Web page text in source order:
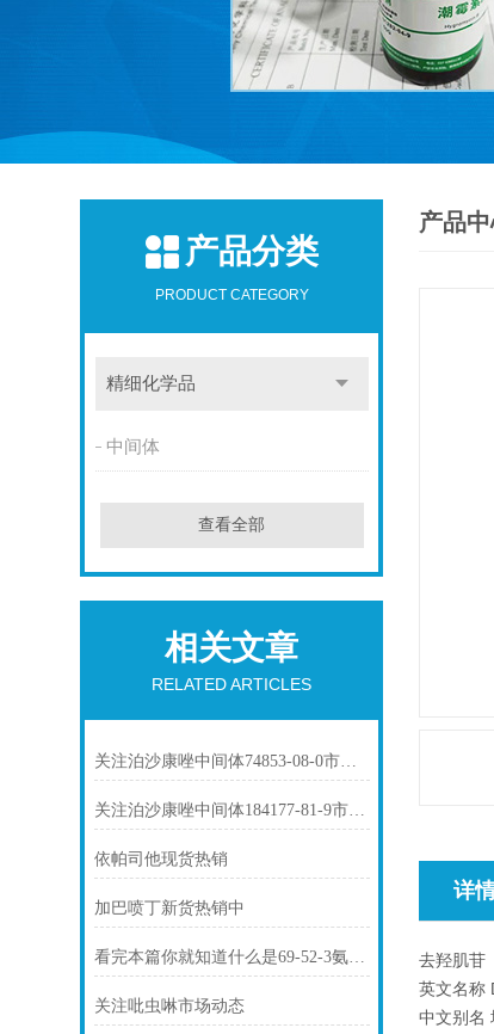
产品分类
PRODUCT CATEGORY
精细化学品
中间体
查看全部
相关文章
RELATED ARTICLES
关注泊沙康唑中间体74853-08-0市场动态
关注泊沙康唑中间体184177-81-9市场动态
依帕司他现货热销
加巴喷丁新货热销中
看完本篇你就知道什么是69-52-3氨苄西林钠了
关注吡虫啉市场动态
产品
详
去羟肌苷
英文名称
中文别名